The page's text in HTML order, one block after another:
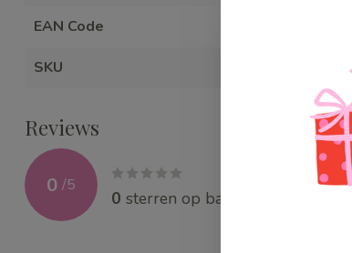
EAN Code
SKU
Reviews
0 /5
0 sterren op basis van